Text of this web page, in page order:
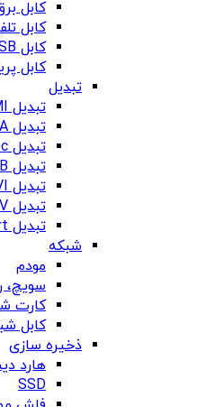
کابل
کابل
کابل USB
کابل
تبدیل
تبدیل HDMI
تبدیل VGA
تبدیل type-c
تبدیل USB به LAN
تبدیل DVI
تبدیل RCA-AV
تبدیل Display Port
شبکه
مودم
سویچ،
کارت
کابل
ذخیره سازی
هارد
SSD